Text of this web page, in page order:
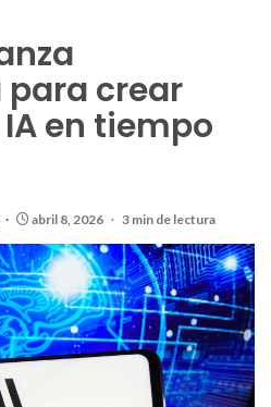
crear
en tiempo
abril 8, 2026 3 min de lectura